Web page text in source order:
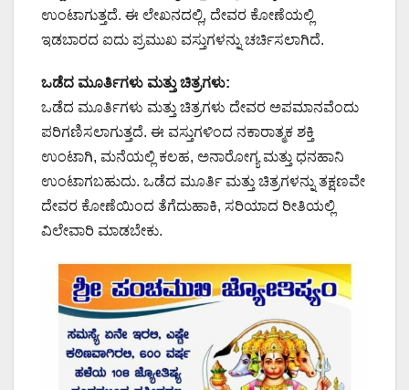
ಉಂಟಾಗುತ್ತದೆ. ಈ ಲೇಖನದಲ್ಲಿ, ದೇವರ ಕೋಣೆಯಲ್ಲಿ
ಇಡಬಾರದ ಐದು ಪ್ರಮುಖ ವಸ್ತುಗಳನ್ನು ಚರ್ಚಿಸಲಾಗಿದೆ.
ಒಡೆದ ಮೂರ್ತಿಗಳು ಮತ್ತು ಚಿತ್ರಗಳು:
ಒಡೆದ ಮೂರ್ತಿಗಳು ಮತ್ತು ಚಿತ್ರಗಳು ದೇವರ ಅಪಮಾನವೆಂದು
ಪರಿಗಣಿಸಲಾಗುತ್ತದೆ. ಈ ವಸ್ತುಗಳಿಂದ ನಕಾರಾತ್ಮಕ ಶಕ್ತಿ
ಉಂಟಾಗಿ, ಮನೆಯಲ್ಲಿ ಕಲಹ, ಅನಾರೋಗ್ಯ ಮತ್ತು ಧನಹಾನಿ
ಉಂಟಾಗಬಹುದು. ಒಡೆದ ಮೂರ್ತಿ ಮತ್ತು ಚಿತ್ರಗಳನ್ನು ತಕ್ಷಣವೇ
ದೇವರ ಕೋಣೆಯಿಂದ ತೆಗೆದುಹಾಕಿ, ಸರಿಯಾದ ರೀತಿಯಲ್ಲಿ
ವಿಲೇವಾರಿ ಮಾಡಬೇಕು.